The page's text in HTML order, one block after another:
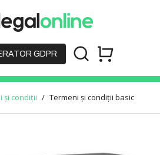
GDPR
și condiții / Termeni și condiții basic